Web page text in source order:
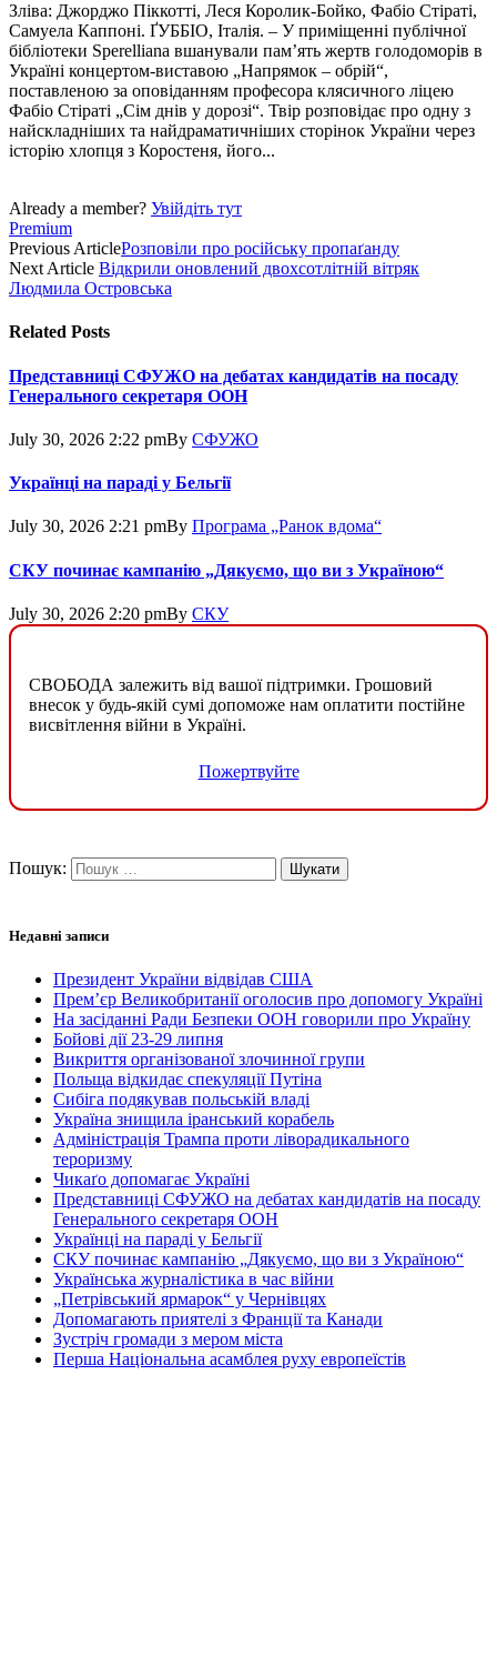
Зліва: Джорджо Піккотті, Леся Королик-Бойко, Фабіо Стіраті,
Самуела Каппоні. ҐУББІО, Італія. – У приміщенні публічної
бібліотеки Sperelliana вшанували пам’ять жертв голодоморів в
Україні концертом-виставою „Напрямок – обрій“,
поставленою за оповіданням професора клясичного ліцею
Фабіо Стіраті „Сім днів у дорозі“. Твір розповідає про одну з
найскладніших та найдраматичніших сторінок України через
історію хлопця з Коростеня, його...
Already a member? Увійдіть тут
Premium
Previous ArticleРозповіли про російську пропаґанду
Next Article Відкрили оновлений двохсотлітній вітряк
Людмила Островська
Related Posts
Представниці СФУЖО на дебатах кандидатів на посаду
Генерального секретаря ООН
July 30, 2026 2:22 pmBy СФУЖО
Українці на параді у Бельгії
July 30, 2026 2:21 pmBy Програма „Ранок вдома“
СКУ починає кампанію „Дякуємо, що ви з Україною“
July 30, 2026 2:20 pmBy СКУ
СВОБОДА залежить від вашої підтримки. Грошовий
внесок у будь-якій сумі допоможе нам оплатити постійне
висвітлення війни в Україні.
Пожертвуйте
Пошук:
Недавні записи
Президент України відвідав США
Прем’єр Великобританії оголосив про допомогу Україні
На засіданні Ради Безпеки ООН говорили про Україну
Бойові дії 23-29 липня
Викриття організованої злочинної групи
Польща відкидає спекуляції Путіна
Сибіга подякував польській владі
Україна знищила іранський корабель
Адміністрація Трампа проти ліворадикального
тероризму
Чикаґо допомагає Україні
Представниці СФУЖО на дебатах кандидатів на посаду
Генерального секретаря ООН
Українці на параді у Бельгії
СКУ починає кампанію „Дякуємо, що ви з Україною“
Українська журналістика в час війни
„Петрівський ярмарок“ у Чернівцях
Допомагають приятелі з Франції та Канади
Зустріч громади з мером міста
Перша Національна асамблея руху европеїстів